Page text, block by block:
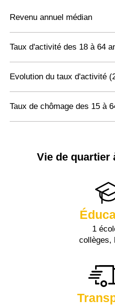
Revenu annuel médian
Taux d'activité des 18 à 64
Evolution du taux d'activité
Taux de chômage des 15 à
Vie de quartier
1
collèges,